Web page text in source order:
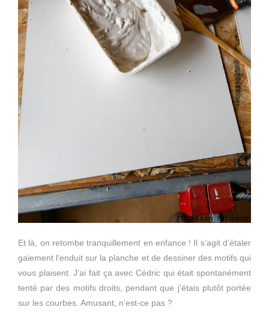
Et là, on retombe tranquillement en enfance ! Il s’agit d’étaler
gaiement l’enduit sur la planche et de dessiner des motifs qui
vous plaisent. J’ai fait ça avec Cédric qui était spontanément
tenté par des motifs droits, pendant que j’étais plutôt portée
sur les courbes. Amusant, n’est-ce pas ?